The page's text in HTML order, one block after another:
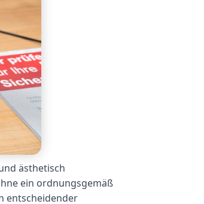
ästhetisch
ein ordnungsgemäß
entscheidender